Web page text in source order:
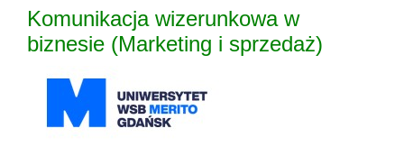
Komunikacja wizerunkowa w
biznesie (Marketing i sprzedaż)